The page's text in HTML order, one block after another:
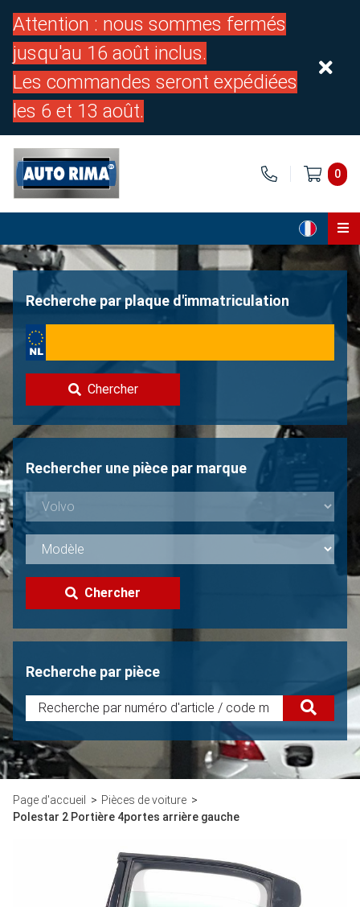
Attention : nous sommes fermés
jusqu'au 16 août inclus.
Les commandes seront expédiées
les 6 et 13 août.
0
Page d'accueil
À propos de nous
Vendre une Volvo?
Non trouvée?
Recherche par plaque d'immatriculation
Chercher
Rechercher une pièce par marque
Chercher
Recherche par pièce
Page d'accueil
Pièces de voiture
Polestar 2 Portière 4portes arrière gauche